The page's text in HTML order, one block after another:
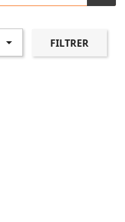
 FILTRER